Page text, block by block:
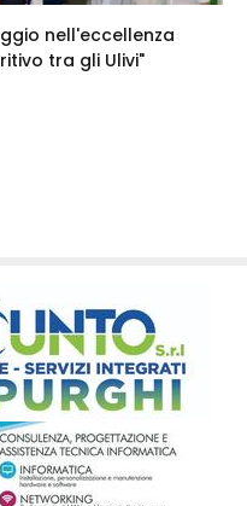
nell'eccellenza
tra gli Ulivi"